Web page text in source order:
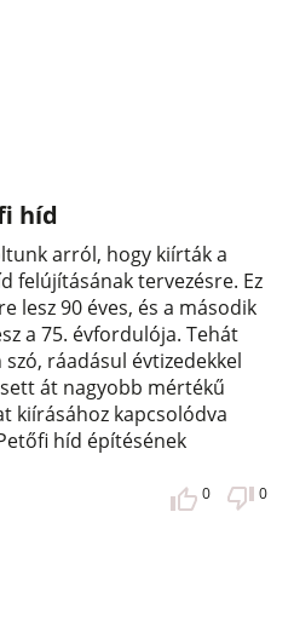
híd
arról, hogy kiírták a
felújításának tervezésre. Ez
lesz 90 éves, és a második
a 75. évfordulója. Tehát
ráadásul évtizedekkel
át nagyobb mértékű
kiírásához kapcsolódva
híd építésének
0 0